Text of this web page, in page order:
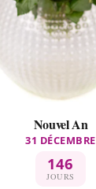
Nouvel An
31 DÉCEMBRE
146
JOURS